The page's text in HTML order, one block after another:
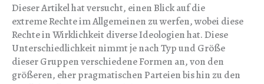
Dieser Artikel hat versucht, einen Blick auf die
extreme Rechte im Allgemeinen zu werfen, wobei diese
Rechte in Wirklichkeit diverse Ideologien hat. Diese
Unterschiedlichkeit nimmt je nach Typ und Größe
dieser Gruppen verschiedene Formen an, von den
größeren, eher pragmatischen Parteien bis hin zu den